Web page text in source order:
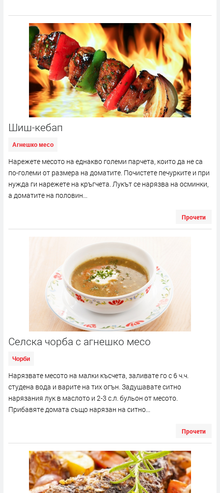
Шиш-кебап
Агнешко месо
Нарежете месото на еднакво големи парчета, които да не са
по-големи от размера на доматите. Почистете печурките и при
нужда ги нарежете на кръгчета. Лукът се нарязва на осминки,
а доматите на половин...
Прочети
Селска чорба с агнешко месо
Чорби
Нарязвате месото на малки късчета, заливате го с 6 ч.ч.
студена вода и варите на тих огън. Задушавате ситно
нарязания лук в маслото и 2-3 с.л. бульон от месото.
Прибавяте домата също нарязан на ситно...
Прочети